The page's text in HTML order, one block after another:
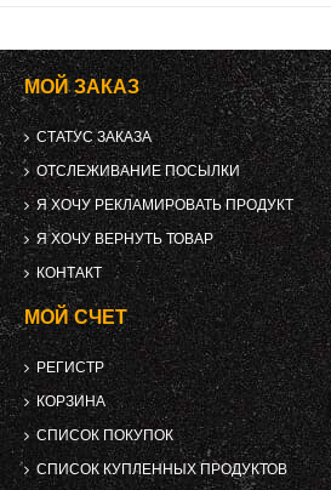
МОЙ ЗАКАЗ
СТАТУС ЗАКАЗА
ОТСЛЕЖИВАНИЕ ПОСЫЛКИ
Я ХОЧУ РЕКЛАМИРОВАТЬ ПРОДУКТ
Я ХОЧУ ВЕРНУТЬ ТОВАР
КОНТАКТ
МОЙ СЧЕТ
РЕГИСТР
КОРЗИНА
СПИСОК ПОКУПОК
СПИСОК КУПЛЕННЫХ ПРОДУКТОВ